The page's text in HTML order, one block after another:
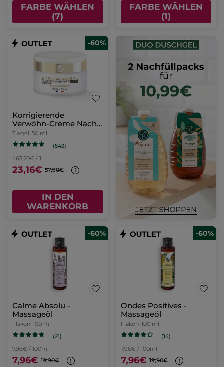
FARBE WÄHLEN
(7)
FARBE WÄHLEN
(1)
-60%
Korrigierende
Verwöhn-Creme Nacht
50 ml
Tiegel 50 ml
(543)
463,20€ / 1l
23,16€ 57,90€
IN DEN
WARENKORB
-60%
Calme Absolu -
Massageöl
Flakon 100 ml
(21)
7,96€ / 100ml
7,96€ 19,90€
-60%
Ondes Positives -
Massageöl
Flakon 100 ml
(14)
7,96€ / 100ml
7,96€ 19,90€